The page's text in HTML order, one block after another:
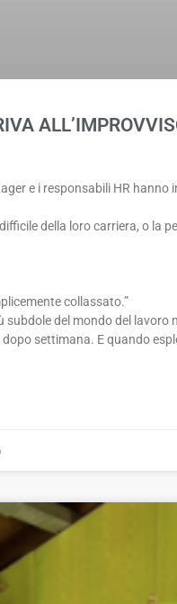
e i responsabili HR
della loro carriera, o la
collassato.”
subdole del mondo del
settimana. E quando